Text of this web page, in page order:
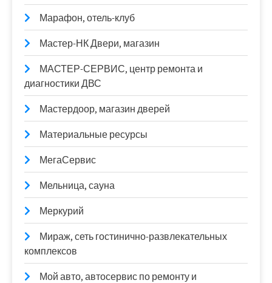
Марафон, отель-клуб
Мастер-НК Двери, магазин
МАСТЕР-СЕРВИС, центр ремонта и
диагностики ДВС
Мастердоор, магазин дверей
Материальные ресурсы
МегаСервис
Мельница, сауна
Меркурий
Мираж, сеть гостинично-развлекательных
комплексов
Мой авто, автосервис по ремонту и